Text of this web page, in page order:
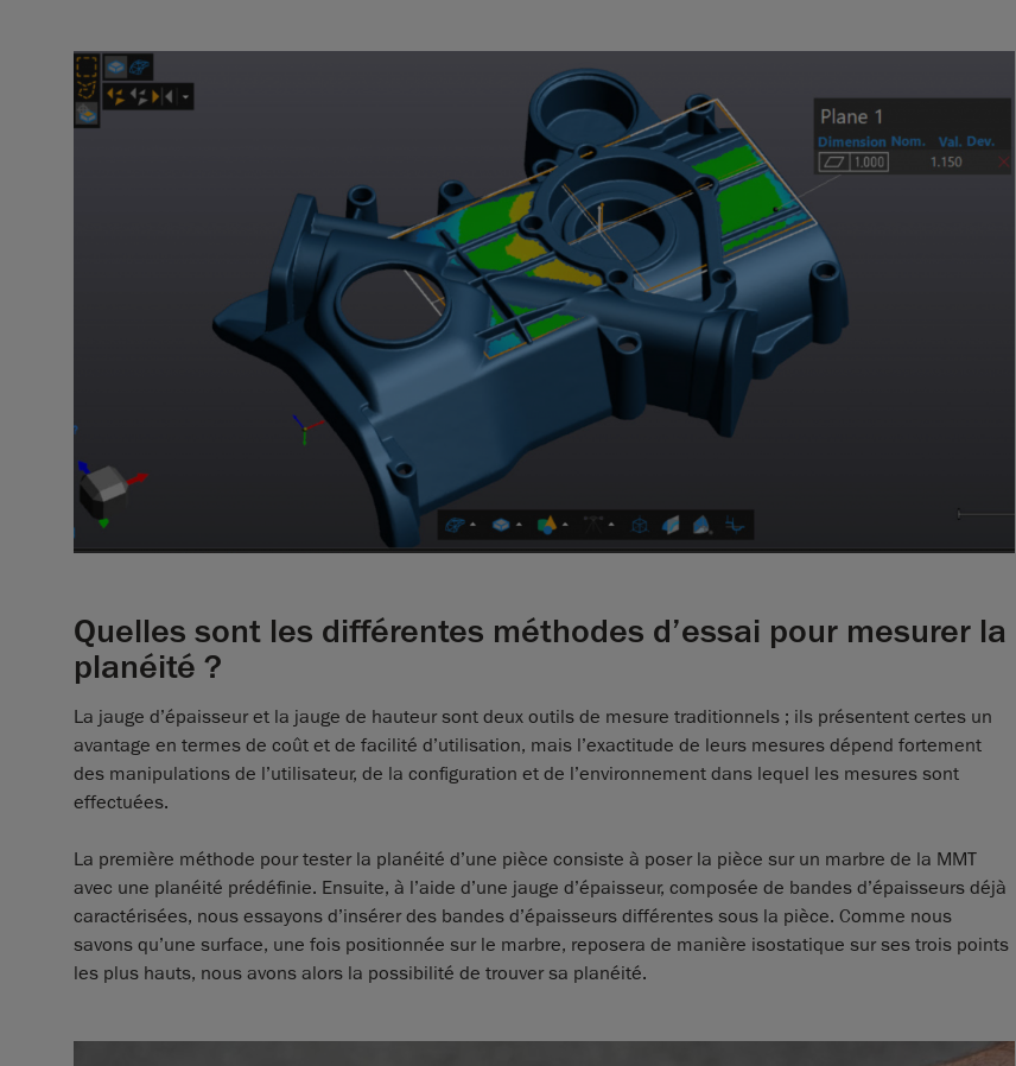
Quelles sont les différentes méthodes d’essai pour mesurer la
planéité ?
La jauge d’épaisseur et la jauge de hauteur sont deux outils de mesure traditionnels ; ils présentent certes un
avantage en termes de coût et de facilité d’utilisation, mais l’exactitude de leurs mesures dépend fortement
des manipulations de l’utilisateur, de la configuration et de l’environnement dans lequel les mesures sont
effectuées.
La première méthode pour tester la planéité d’une pièce consiste à poser la pièce sur un marbre de la MMT
avec une planéité prédéfinie. Ensuite, à l’aide d’une jauge d’épaisseur, composée de bandes d’épaisseurs déjà
caractérisées, nous essayons d’insérer des bandes d’épaisseurs différentes sous la pièce. Comme nous
savons qu’une surface, une fois positionnée sur le marbre, reposera de manière isostatique sur ses trois points
les plus hauts, nous avons alors la possibilité de trouver sa planéité.